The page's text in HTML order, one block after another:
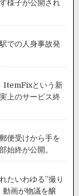
様子が公開され
での人身事故発
ItemFixという新
上のサービス終
便受けから手を
始終が公開。
たいわゆる”撮り
動画が物議を醸